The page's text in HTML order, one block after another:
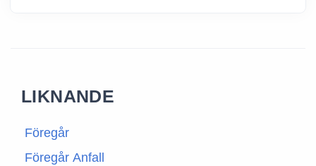
LIKNANDE
Föregår
Föregår Anfall